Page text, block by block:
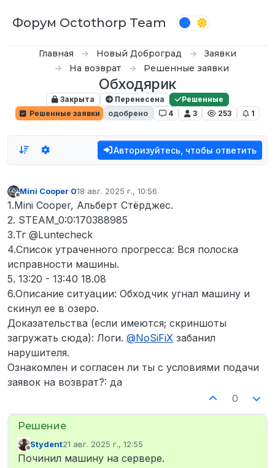
Форум Octothorp Team
Главная Новый Доброград
Заявки
На возврат
Решенные заявки
Обходярик
Закрыта Перенесена
Решенные
Решенные заявки
одобрено 4 3 253 1
Авторизуйтесь, чтобы ответить
Не в сети
Mini Cooper 018 авг. 2025 г., 10:56
отредактировано
1.Mini Cooper, Альберт Стёрджес.
2. STEAM_0:0:170388985
3.Тг @Luntecheck
4.Список утраченного прогресса: Вся полоска
исправности машины.
5. 13:20 - 13:40 18.08
6.Описание ситуации: Обходчик угнал машину и
скинул ее в озеро.
Доказательства (если имеются; скриншоты
загружать сюда): Логи. @NoSiFiX забанил
нарушителя.
Ознакомлен и согласен ли ты с условиями подачи
заявок на возврат?: да
0
Не в сети
Stydent21 авг. 2025 г., 12:55
отредактировано
Починил машину на сервере.